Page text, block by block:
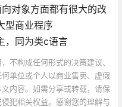
对象方面都有很大的改
型商业程序
，同为类c语言
不构成任何形式的决策建议、
单位或个人以商业售卖、虚假
内容。如需分享或转载，请保
犯相关权益。感谢您的理解与